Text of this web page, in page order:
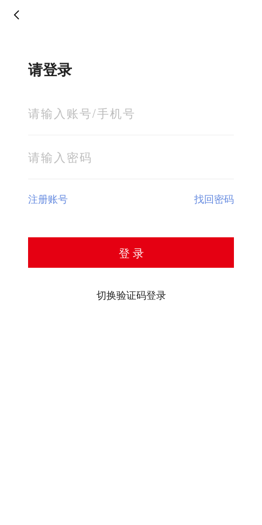
请登录
注册账号 找回密码
登 录
切换验证码登录